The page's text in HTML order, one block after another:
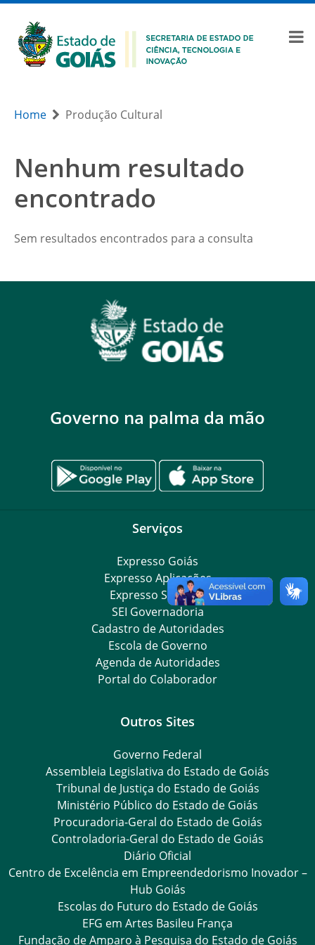
Home Produção Cultural
Nenhum resultado
encontrado
Sem resultados encontrados para a consulta
Governo na palma da mão
Serviços
Expresso Goiás
Expresso Aplicações
Expresso Servidor
SEI Governadoria
Cadastro de Autoridades
Escola de Governo
Agenda de Autoridades
Portal do Colaborador
Outros Sites
Governo Federal
Assembleia Legislativa do Estado de Goiás
Tribunal de Justiça do Estado de Goiás
Ministério Público do Estado de Goiás
Procuradoria-Geral do Estado de Goiás
Controladoria-Geral do Estado de Goiás
Diário Oficial
Centro de Excelência em Empreendedorismo Inovador –
Hub Goiás
Escolas do Futuro do Estado de Goiás
EFG em Artes Basileu França
Fundação de Amparo à Pesquisa do Estado de Goiás